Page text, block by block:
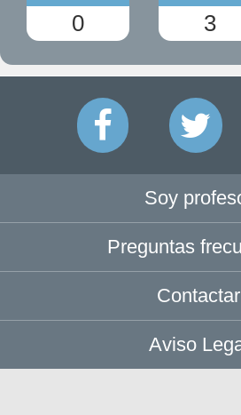
0 3
Soy
Preguntas
Contactar
Aviso